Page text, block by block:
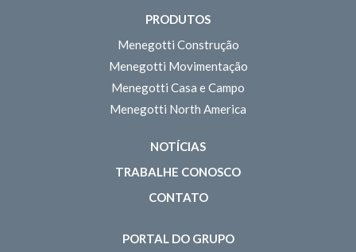
PRODUTOS
Menegotti Construção
Menegotti Movimentação
Menegotti Casa e Campo
Menegotti North America
NOTÍCIAS
TRABALHE CONOSCO
CONTATO
PORTAL DO GRUPO